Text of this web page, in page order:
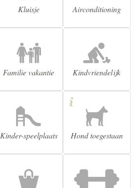
Kluisje Airconditioning
Familie vakantie Kindvriendelijk
Kinder-speelplaats Hond toegestaan